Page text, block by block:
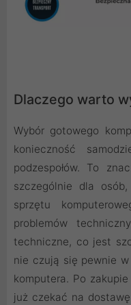
Dlaczego warto
Wybór gotowego
konieczność
podzespołów. To
szczególnie dla
sprzętu
problemów
techniczne, co jest
nie czują się pewnie
komputera. Po
już czekać na